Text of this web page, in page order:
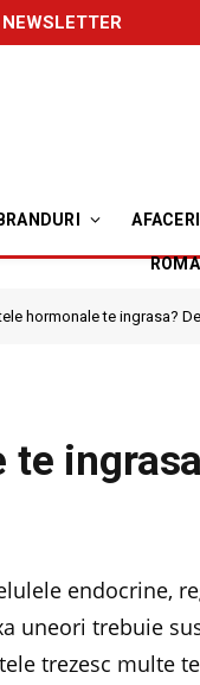
NEWSLETTER
BRANDURI AFACERI
hormonale te ingrasa?
endocrine,
uneori trebuie
trezesc multe